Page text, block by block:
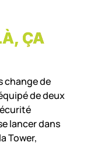
ÇA
change de
de deux
lancer dans
Tower,